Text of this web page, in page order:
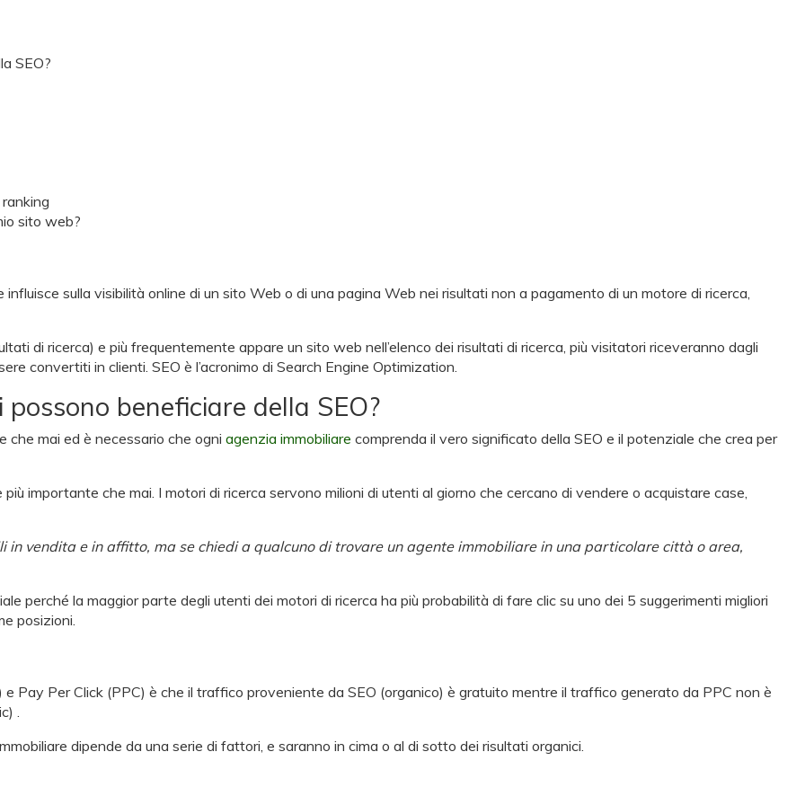
SEO?
sito web?
sulla visibilità online di un sito Web o di una pagina Web nei risultati non a pagamento di un motore di ricerca,
di ricerca) e più frequentemente appare un sito web nell’elenco dei risultati di ricerca, più visitatori riceveranno dagli
convertiti in clienti. SEO è l’acronimo di Search Engine Optimization.
beneficiare della SEO?
che mai ed è necessario che ogni agenzia immobiliare comprenda il vero significato della SEO e il potenziale che crea per
importante che mai. I motori di ricerca servono milioni di utenti al giorno che cercano di vendere o acquistare case,
vendita e in affitto, ma se chiedi a qualcuno di trovare un agente immobiliare in una particolare città o area,
perché la maggior parte degli utenti dei motori di ricerca ha più probabilità di fare clic su uno dei 5 suggerimenti migliori
posizioni.
Pay Per Click (PPC) è che il traffico proveniente da SEO (organico) è gratuito mentre il traffico generato da PPC non è
.
dipende da una serie di fattori, e saranno in cima o al di sotto dei risultati organici.